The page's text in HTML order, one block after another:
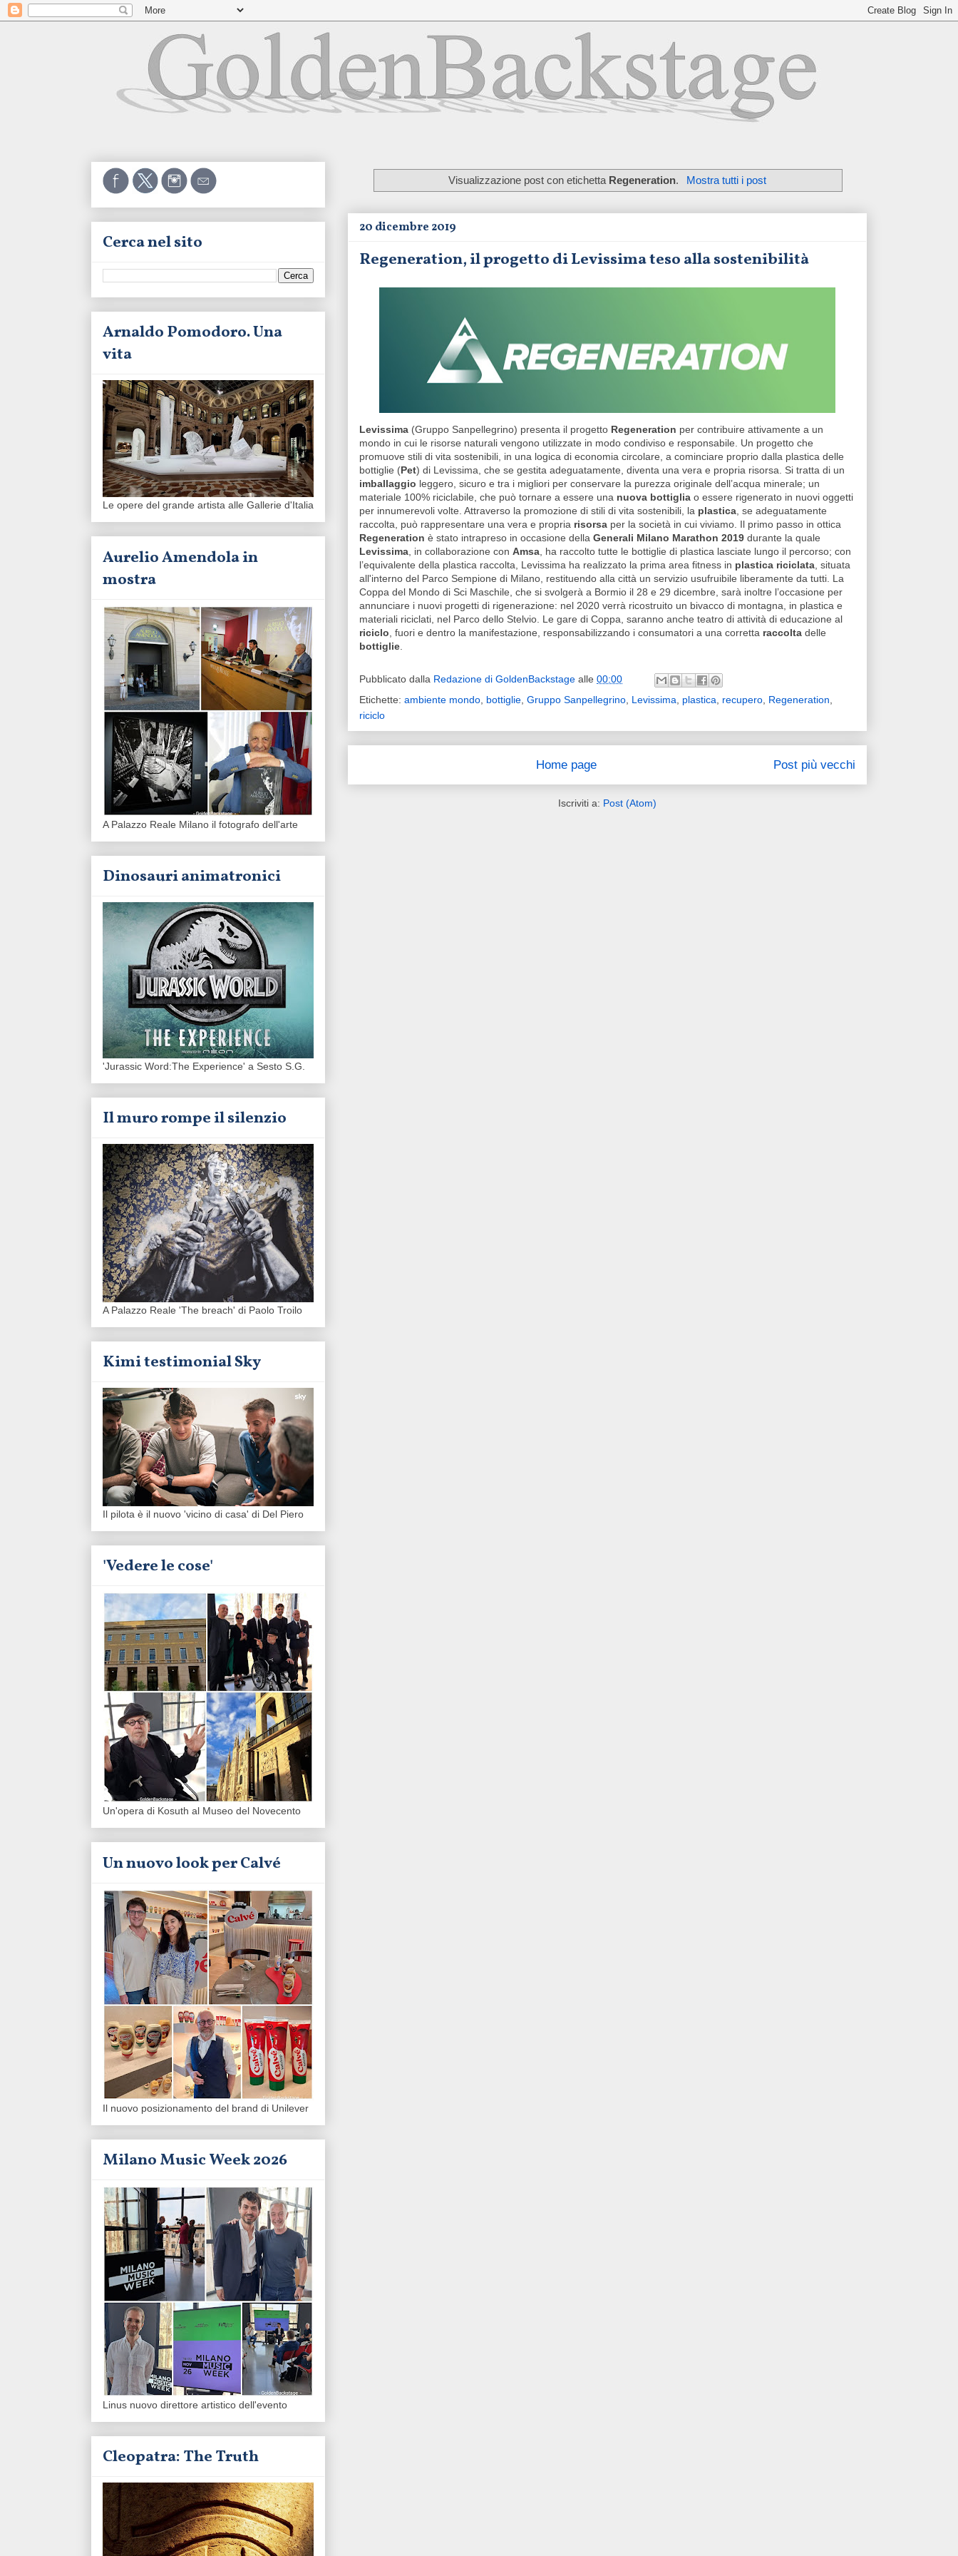
Visualizzazione post con etichetta Regeneration. Mostra tutti i post
20 dicembre 2019
Regeneration, il progetto di Levissima teso alla sostenibilità
Levissima (Gruppo Sanpellegrino) presenta il progetto Regeneration per contribuire attivamente a un
mondo in cui le risorse naturali vengono utilizzate in modo condiviso e responsabile. Un progetto che
promuove stili di vita sostenibili, in una logica di economia circolare, a cominciare proprio dalla plastica delle
bottiglie (Pet) di Levissima, che se gestita adeguatamente, diventa una vera e propria risorsa. Si tratta di un
imballaggio leggero, sicuro e tra i migliori per conservare la purezza originale dell’acqua minerale; un
materiale 100% riciclabile, che può tornare a essere una nuova bottiglia o essere rigenerato in nuovi oggetti
per innumerevoli volte. Attraverso la promozione di stili di vita sostenibili, la plastica, se adeguatamente
raccolta, può rappresentare una vera e propria risorsa per la società in cui viviamo. Il primo passo in ottica
Regeneration è stato intrapreso in occasione della Generali Milano Marathon 2019 durante la quale
Levissima, in collaborazione con Amsa, ha raccolto tutte le bottiglie di plastica lasciate lungo il percorso; con
l’equivalente della plastica raccolta, Levissima ha realizzato la prima area fitness in plastica riciclata, situata
all'interno del Parco Sempione di Milano, restituendo alla città un servizio usufruibile liberamente da tutti. La
Coppa del Mondo di Sci Maschile, che si svolgerà a Bormio il 28 e 29 dicembre, sarà inoltre l’occasione per
annunciare i nuovi progetti di rigenerazione: nel 2020 verrà ricostruito un bivacco di montagna, in plastica e
materiali riciclati, nel Parco dello Stelvio. Le gare di Coppa, saranno anche teatro di attività di educazione al
riciclo, fuori e dentro la manifestazione, responsabilizzando i consumatori a una corretta raccolta delle
bottiglie.
Pubblicato dalla Redazione di GoldenBackstage alle 00:00
Etichette: ambiente mondo, bottiglie, Gruppo Sanpellegrino, Levissima, plastica, recupero, Regeneration,
riciclo
Post più vecchi
Home page
Iscriviti a: Post (Atom)
Cerca nel sito
Arnaldo Pomodoro. Una
vita
Le opere del grande artista alle Gallerie d'Italia
Aurelio Amendola in
mostra
A Palazzo Reale Milano il fotografo dell'arte
Dinosauri animatronici
'Jurassic Word:The Experience' a Sesto S.G.
Il muro rompe il silenzio
A Palazzo Reale 'The breach' di Paolo Troilo
Kimi testimonial Sky
Il pilota è il nuovo 'vicino di casa' di Del Piero
'Vedere le cose'
Un'opera di Kosuth al Museo del Novecento
Un nuovo look per Calvé
Il nuovo posizionamento del brand di Unilever
Milano Music Week 2026
Linus nuovo direttore artistico dell'evento
Cleopatra: The Truth